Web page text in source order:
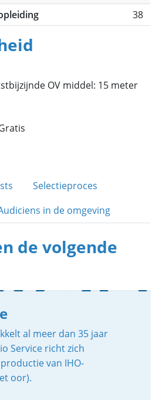
38
OV middel: 15 meter
Selectieproces
in de omgeving
de volgende
al meer dan 35 jaar
Service richt zich
van IHO-
oor).